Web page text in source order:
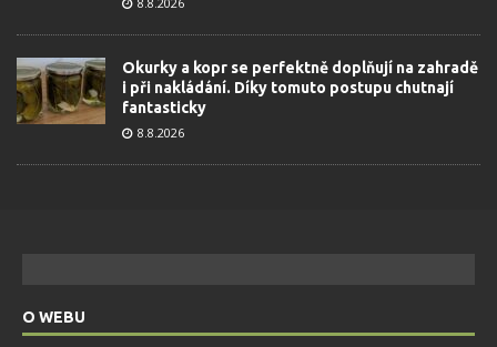
Okurky a kopr se perfektně doplňují na zahradě
i při nakládání. Díky tomuto postupu chutnají
fantasticky
8.8.2026
O WEBU